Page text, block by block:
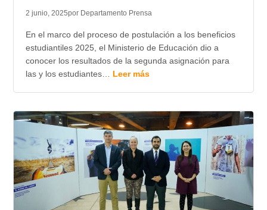
2 junio, 2025por Departamento Prensa
En el marco del proceso de postulación a los beneficios
estudiantiles 2025, el Ministerio de Educación dio a
conocer los resultados de la segunda asignación para
las y los estudiantes… Leer más